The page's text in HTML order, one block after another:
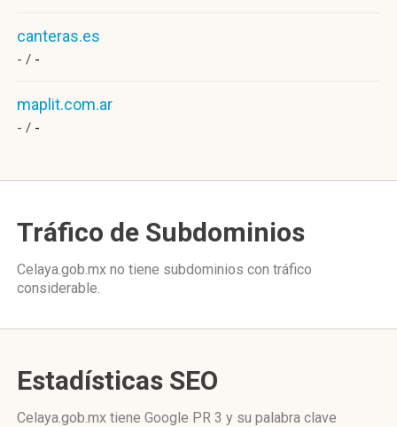
canteras.es
- / -
maplit.com.ar
- / -
Tráfico de Subdominios
Celaya.gob.mx no tiene subdominios con tráfico
considerable.
Estadísticas SEO
Celaya.gob.mx tiene Google PR 3 y su palabra clave